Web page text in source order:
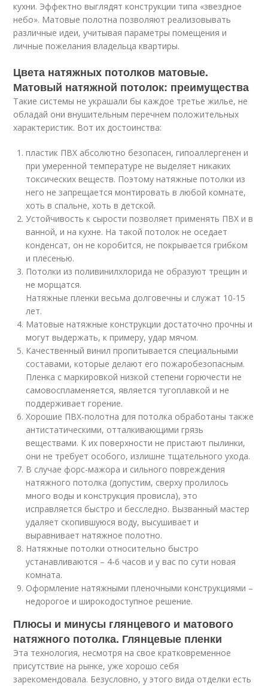
кухни. Эффектно выглядят конструкции типа «звездное
небо». Матовые полотна позволяют реализовывать
различные идеи, учитывая параметры помещения и
личные пожелания владельца квартиры.
Цвета натяжных потолков матовые.
Матовый натяжной потолок: преимущества
Такие системы не украшали бы каждое третье жилье, не
обладай они внушительным перечнем положительных
характеристик. Вот их достоинства:
пластик ПВХ абсолютно безопасен, гипоаллергенен и
при умеренной температуре не выделяет никаких
токсических веществ. Поэтому натяжные потолки из
него не запрещается монтировать в любой комнате,
хоть в спальне, хоть в детской.
Устойчивость к сырости позволяет применять ПВХ и в
ванной, и на кухне. На такой потолок не оседает
конденсат, он не коробится, не покрывается грибком
и плесенью.
Потолки из поливинилхлорида не образуют трещин и
не морщатся.
Натяжные пленки весьма долговечны и служат 10-15
лет.
Матовые натяжные конструкции достаточно прочны и
могут выдержать, к примеру, удар мячом.
Качественный винил пропитывается специальными
составами, которые делают его пожаробезопасным.
Пленка с маркировкой низкой степени горючести не
самовоспламеняется, является тугоплавкой и не
поддерживает горение.
Хорошие ПВХ-полотна для потолка обработаны также
антистатическими, отталкивающими грязь
веществами. К их поверхности не пристают пылинки,
они не требует особого, излишне тщательного ухода.
В случае форс-мажора и сильного повреждения
натяжного потолка (допустим, сверху пролилось
много воды и конструкция провисла), это
исправляется быстро и бесследно. Вызванный мастер
удаляет скопившуюся воду, высушивает и
выравнивает натяжное полотно.
Натяжные потолки относительно быстро
устанавливаются – 4-6 часов и у вас по сути новая
комната.
Оформление натяжными пленочными конструкциями –
недорогое и широкодоступное решение.
Плюсы и минусы глянцевого и матового
натяжного потолка. Глянцевые пленки
Эта технология, несмотря на свое кратковременное
присутствие на рынке, уже хорошо себя
зарекомендовала. Безусловно, у этого вида отделки есть